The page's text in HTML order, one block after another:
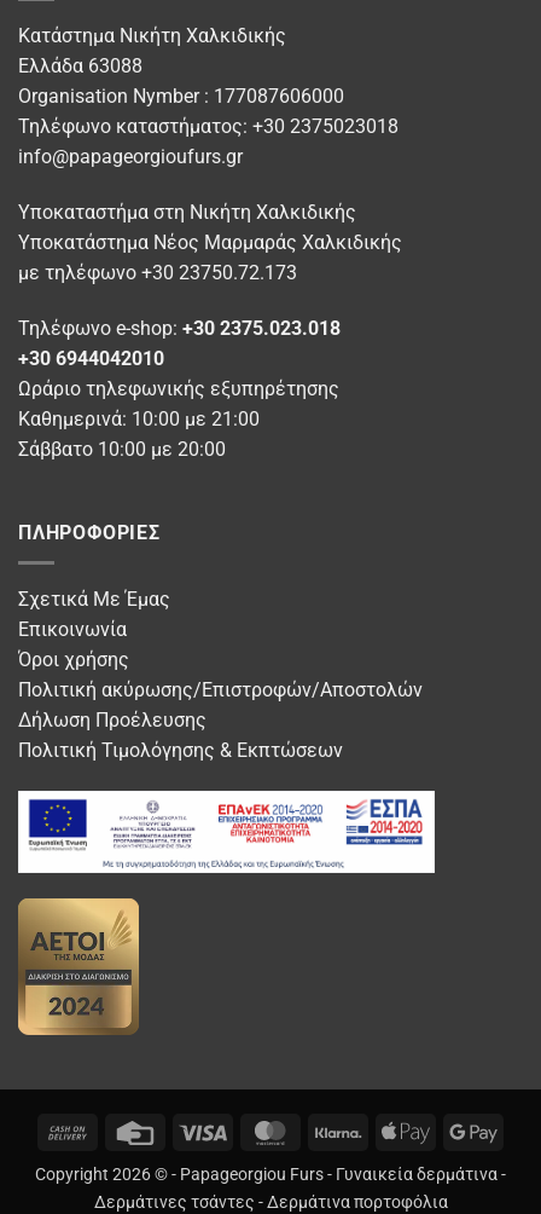
Οι
επιλογές
μπορούν
επιλεγούν
στη
του
προϊόντος
Οι
μπορούν
επιλεγούν
του
προϊόντος
Κατάστημα Νικήτη Χαλκιδικής
Ελλάδα 63088
Organisation Nymber : 177087606000
Τηλέφωνο καταστήματος: +30 2375023018
info@papageorgioufurs.gr
Υποκαταστήμα στη Νικήτη Χαλκιδικής
Υποκατάστημα Νέος Μαρμαράς Χαλκιδικής
με τηλέφωνο +30 23750.72.173
Τηλέφωνο e-shop: +30 2375.023.018
+30 6944042010
Ωράριο τηλεφωνικής εξυπηρέτησης
Καθημερινά: 10:00 με 21:00
Σάββατο 10:00 με 20:00
ΠΛΗΡΟΦΟΡΊΕΣ
Σχετικά Με Έμας
Επικοινωνία
Όροι χρήσης
Πολιτική ακύρωσης/Επιστροφών/Αποστολών
Δήλωση Προέλευσης
Πολιτική Τιμολόγησης & Εκπτώσεων
Cash
Delivery
Credit
Visa MasterCardKlarna
Apple
Copyright 2026 © - Papageorgiou Furs- Γυναικεία δερμάτινα-
Δερμάτινες τσάντες -Δερμάτινα πορτοφόλια